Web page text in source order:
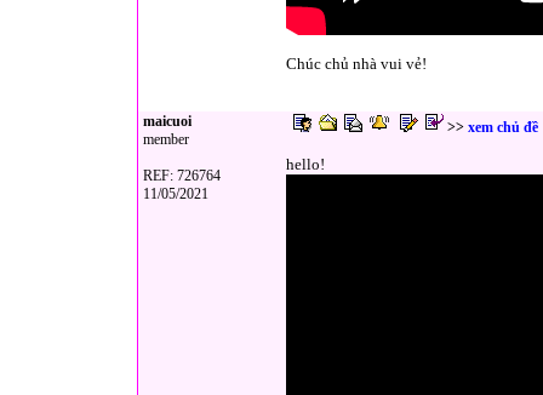
Chúc chủ nhà vui vẻ!
maicuoi
member
REF: 726764
11/05/2021
>> xem chủ đề
hello!